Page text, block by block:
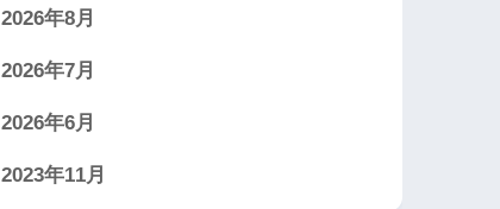
2026年8月
2026年7月
2026年6月
2023年11月